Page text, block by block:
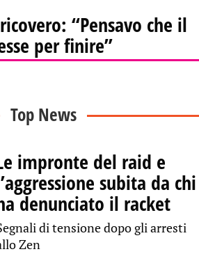
“Pensavo che il
per finire”
Top News
impronte del raid e
subita da chi
denunciato il racket
di tensione dopo gli arresti
Zen